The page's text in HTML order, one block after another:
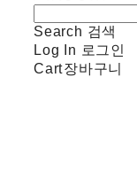
Search 검색
Log In 로그인
Cart장바구니